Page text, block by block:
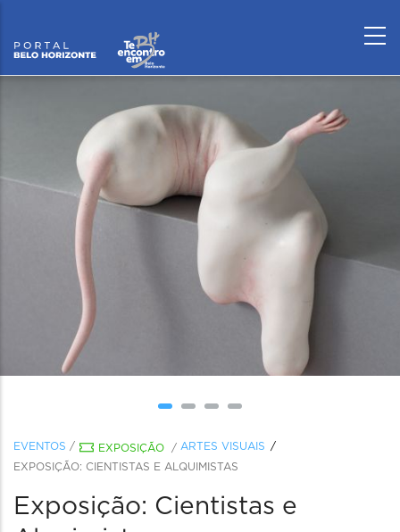
EVENTOS / EXPOSIÇÃO / ARTES VISUAIS
EXPOSIÇÃO: CIENTISTAS E ALQUIMISTAS
Exposição: Cientistas e